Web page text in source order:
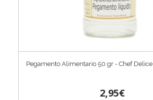
Pegamento Alimentario 50 gr - Chef Delice
2,95€